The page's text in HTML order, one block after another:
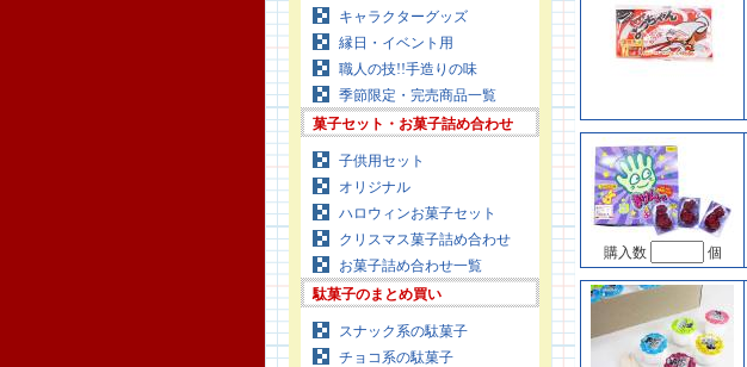
キャラクターグッズ
縁日・イベント用
職人の技!!手造りの味
季節限定・完売商品一覧
菓子セット・お菓子詰め合わせ
子供用セット
オリジナル
ハロウィンお菓子セット
クリスマス菓子詰め合わせ
お菓子詰め合わせ一覧
駄菓子のまとめ買い
スナック系の駄菓子
チョコ系の駄菓子
購入数 個